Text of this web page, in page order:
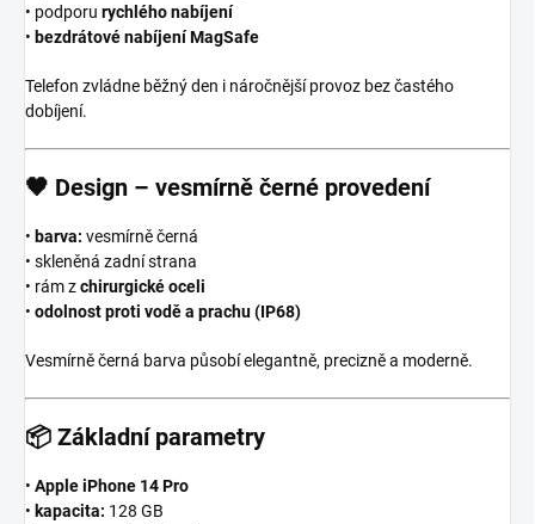
• podporu rychlého nabíjení
• bezdrátové nabíjení MagSafe
Telefon zvládne běžný den i náročnější provoz bez častého
dobíjení.
🖤 Design – vesmírně černé provedení
• barva: vesmírně černá
• skleněná zadní strana
• rám zchirurgické oceli
• odolnost proti vodě a prachu (IP68)
Vesmírně černá barva působí elegantně, precizně a moderně.
📦 Základní parametry
• Apple iPhone 14 Pro
• kapacita: 128 GB